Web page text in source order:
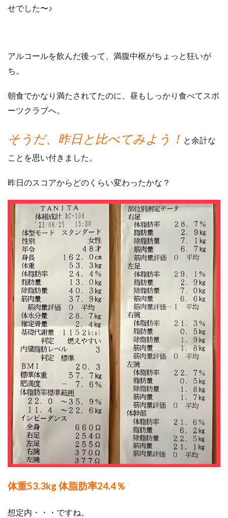
せでした〜♪
アルコールを飲んだ後って、満腹中枢がちょっと狂いが
ち。
朝食でかなり満たされてたのに、昼もしっかり食べてスポ
ーツクラブへ。
そうだ、昨日と比べてみよう！ と余計な
ことを思い付きました。
昨日のスコアからどのくらい変わったかな？
体重53.3kg 体脂肪率24.4％
想定内・・・ですね。